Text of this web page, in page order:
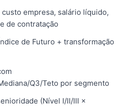
custo empresa, salário líquido,
de contratação
de Futuro + transformação
Q3/Teto por segmento
(Nível I/II/III ×